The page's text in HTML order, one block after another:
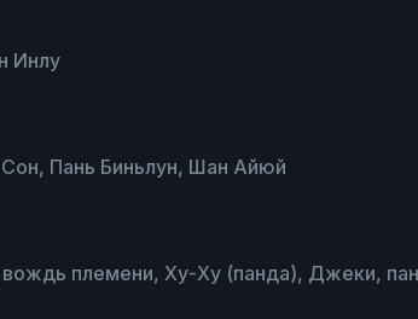
Инлу
Пань Биньлун, Шан Айюй
племени, Ху-Ху (панда), Джеки,